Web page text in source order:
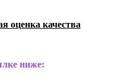
оценка качества
ниже: